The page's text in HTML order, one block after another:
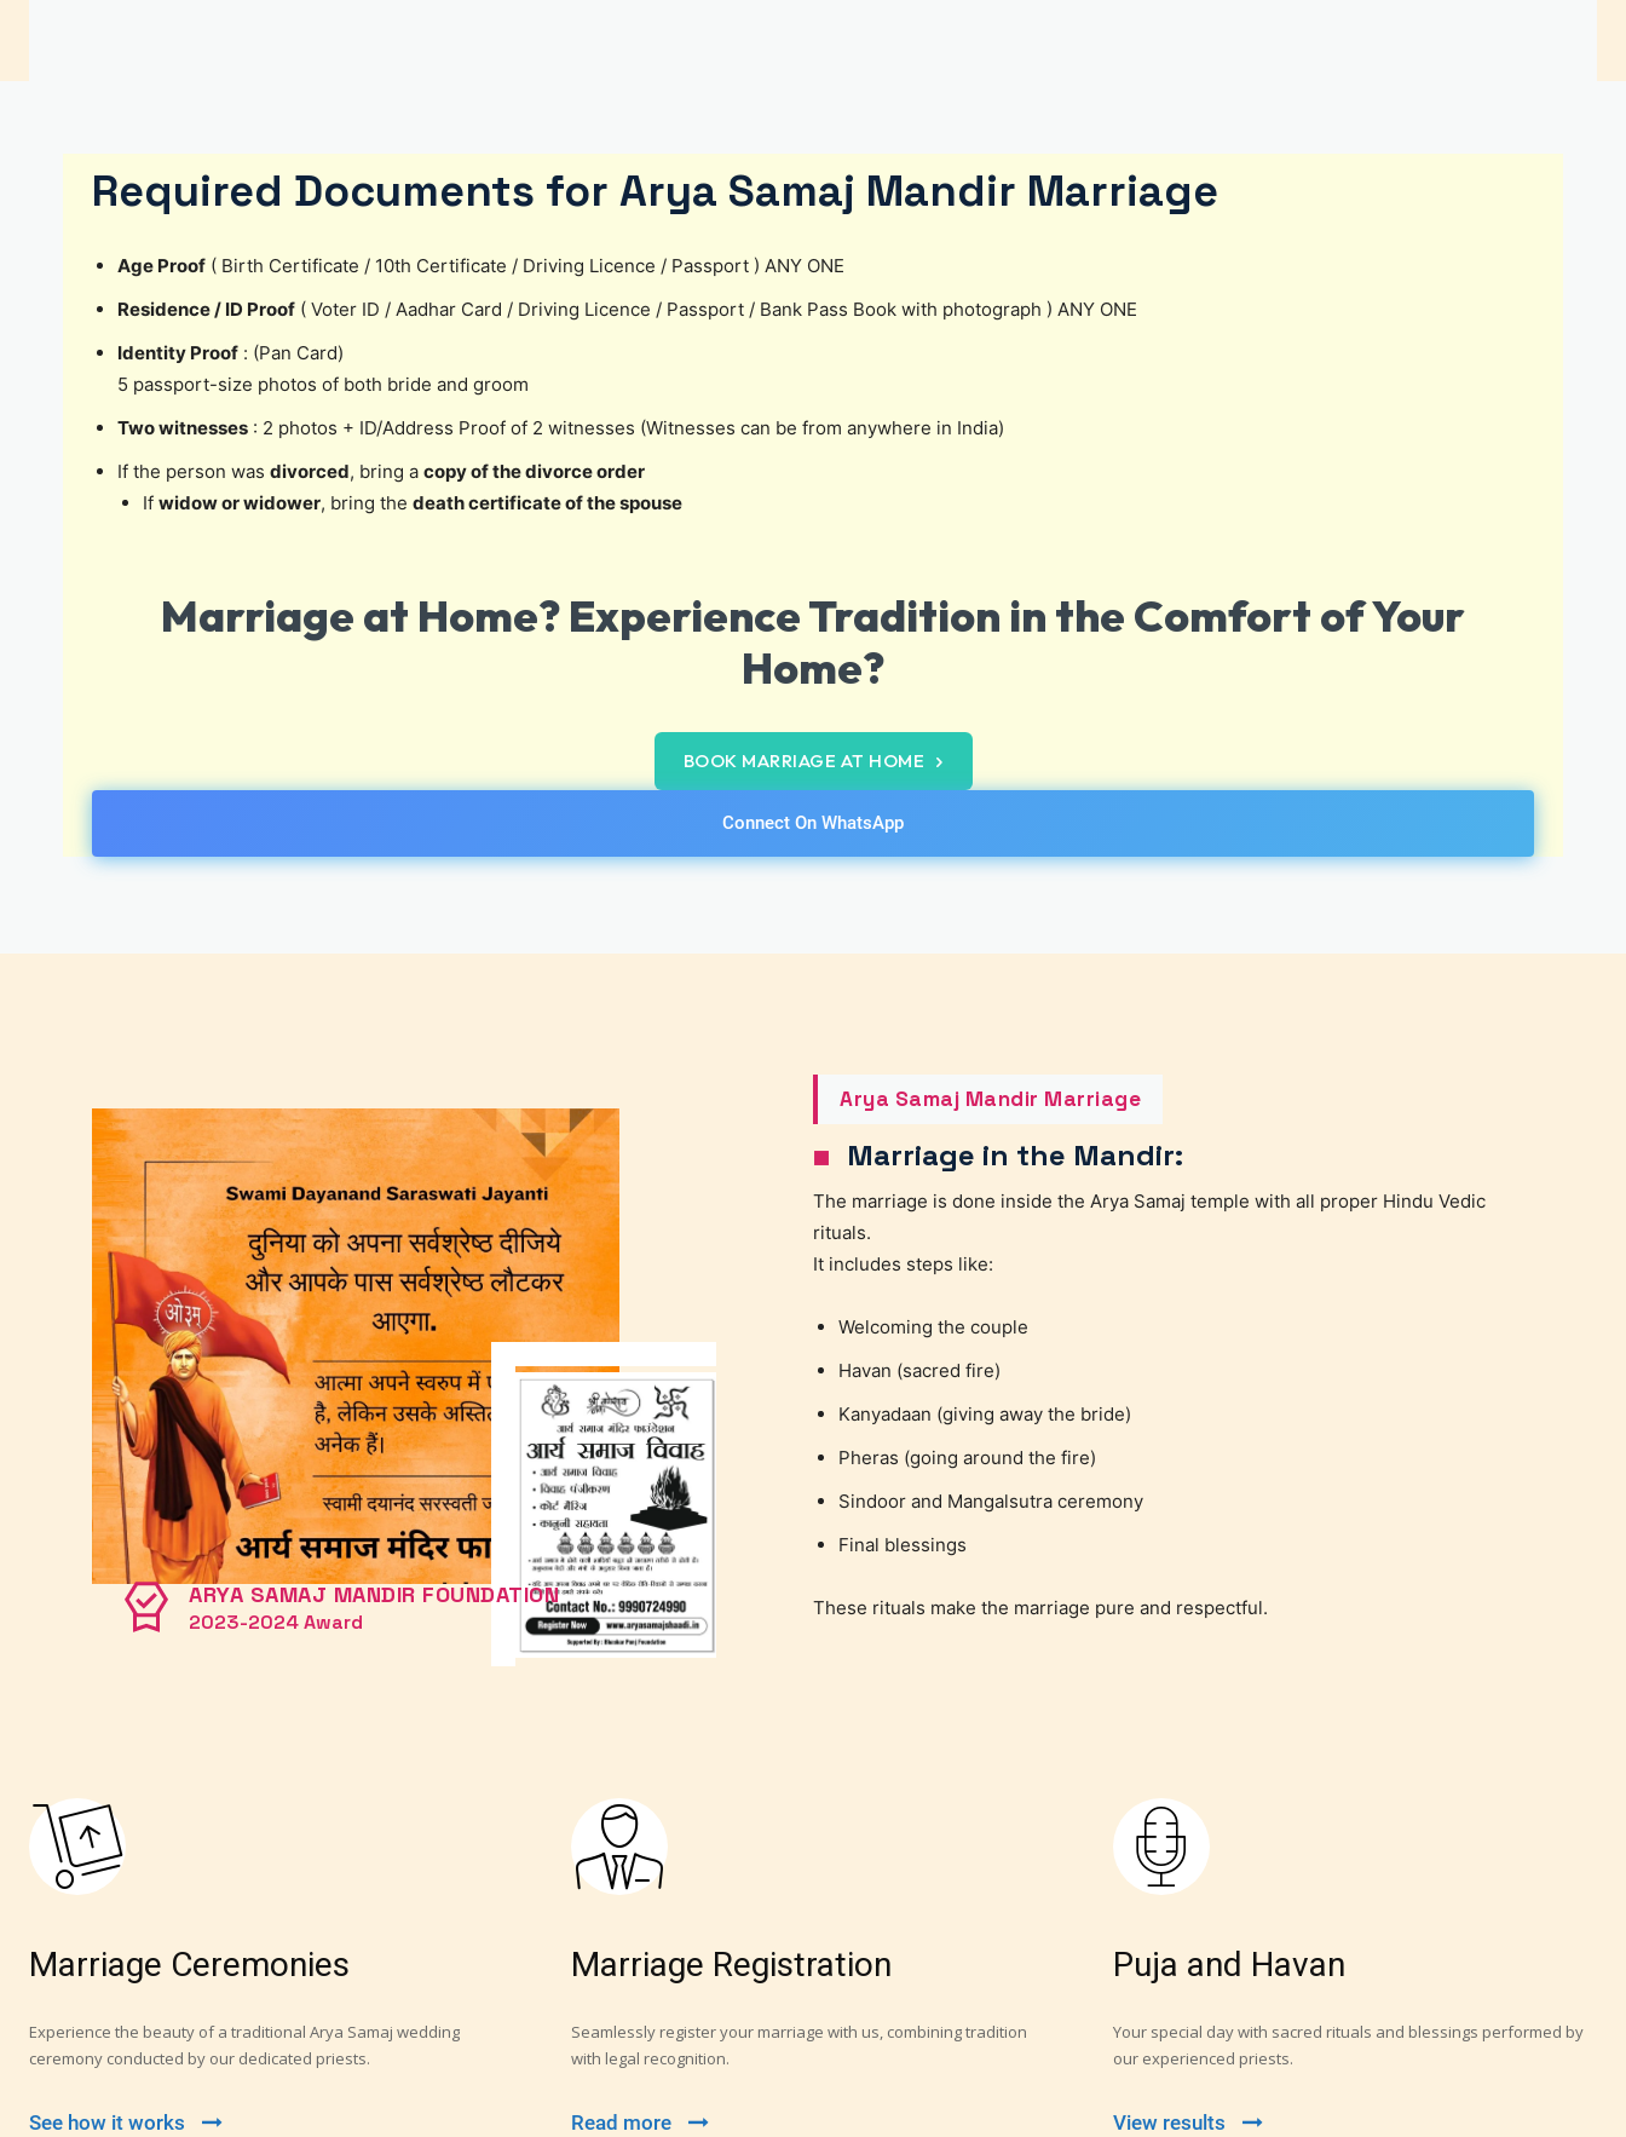
Required Documents for Arya Samaj Mandir Marriage
Age Proof ( Birth Certificate / 10th Certificate / Driving Licence / Passport ) ANY ONE
Residence / ID Proof ( Voter ID / Aadhar Card / Driving Licence / Passport / Bank Pass Book with photograph ) ANY ONE
Identity Proof : (Pan Card)
5 passport-size photos of both bride and groom
Two witnesses : 2 photos + ID/Address Proof of 2 witnesses (Witnesses can be from anywhere in India)
If the person was divorced, bring a copy of the divorce order
If widow or widower, bring the death certificate of the spouse
Marriage at Home? Experience Tradition in the Comfort of Your
Home?
BOOK MARRIAGE AT HOME
Connect On WhatsApp
ARYA SAMAJ MANDIR FOUNDATION
2023-2024 Award
Arya Samaj Mandir Marriage
Marriage in the Mandir:
The marriage is done inside the Arya Samaj temple with all proper Hindu Vedic
rituals.
It includes steps like:
Welcoming the couple
Havan (sacred fire)
Kanyadaan (giving away the bride)
Pheras (going around the fire)
Sindoor and Mangalsutra ceremony
Final blessings
These rituals make the marriage pure and respectful.
Marriage Ceremonies
Experience the beauty of a traditional Arya Samaj wedding
ceremony conducted by our dedicated priests.
See how it works
Marriage Registration
Seamlessly register your marriage with us, combining tradition
with legal recognition.
Read more
Puja and Havan
Your special day with sacred rituals and blessings performed by
our experienced priests.
View results